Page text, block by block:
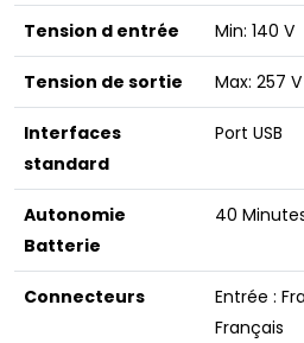
Tension d entrée Min: 140 V
Tension de sortie Max: 257 V
Interfaces
standard
Port USB
Autonomie
Batterie
40
Connecteurs
Entrée :
Français